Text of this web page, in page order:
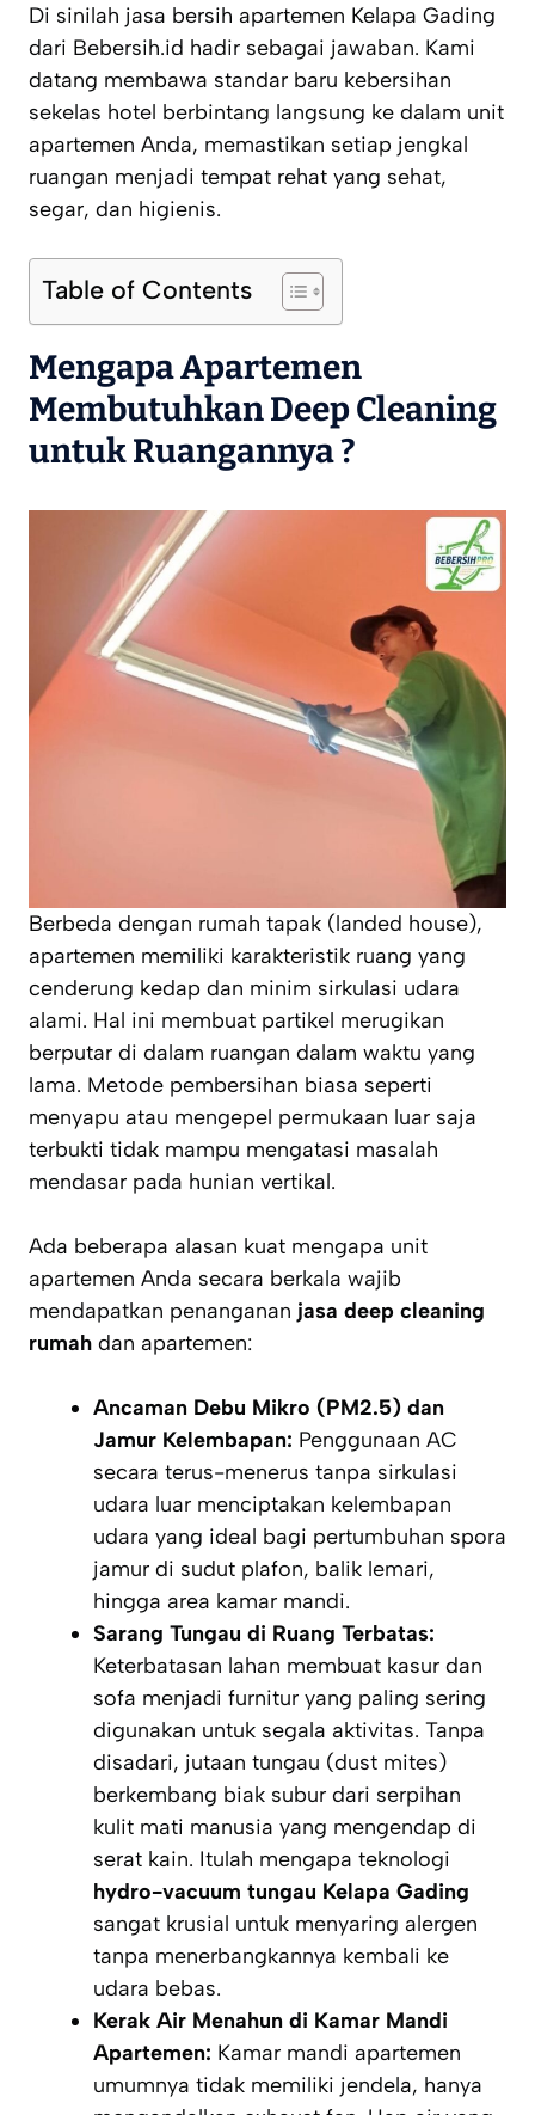
Di sinilah jasa bersih apartemen Kelapa Gading
dari Bebersih.id hadir sebagai jawaban. Kami
datang membawa standar baru kebersihan
sekelas hotel berbintang langsung ke dalam unit
apartemen Anda, memastikan setiap jengkal
ruangan menjadi tempat rehat yang sehat,
segar, dan higienis.
Table of Contents
Mengapa Apartemen
Membutuhkan Deep Cleaning
untuk Ruangannya ?
Berbeda dengan rumah tapak (landed house),
apartemen memiliki karakteristik ruang yang
cenderung kedap dan minim sirkulasi udara
alami. Hal ini membuat partikel merugikan
berputar di dalam ruangan dalam waktu yang
lama. Metode pembersihan biasa seperti
menyapu atau mengepel permukaan luar saja
terbukti tidak mampu mengatasi masalah
mendasar pada hunian vertikal.
Ada beberapa alasan kuat mengapa unit
apartemen Anda secara berkala wajib
mendapatkan penanganan jasa deep cleaning
rumah dan apartemen:
Ancaman Debu Mikro (PM2.5) dan
Jamur Kelembapan: Penggunaan AC
secara terus-menerus tanpa sirkulasi
udara luar menciptakan kelembapan
udara yang ideal bagi pertumbuhan spora
jamur di sudut plafon, balik lemari,
hingga area kamar mandi.
Sarang Tungau di Ruang Terbatas:
Keterbatasan lahan membuat kasur dan
sofa menjadi furnitur yang paling sering
digunakan untuk segala aktivitas. Tanpa
disadari, jutaan tungau (dust mites)
berkembang biak subur dari serpihan
kulit mati manusia yang mengendap di
serat kain. Itulah mengapa teknologi
hydro-vacuum tungau Kelapa Gading
sangat krusial untuk menyaring alergen
tanpa menerbangkannya kembali ke
udara bebas.
Kerak Air Menahun di Kamar Mandi
Apartemen: Kamar mandi apartemen
umumnya tidak memiliki jendela, hanya